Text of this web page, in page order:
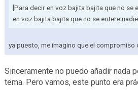
[Para decir en voz bajita bajita que no
en voz bajita bajita que no se entere nadie]
ya puesto, me imagino que el
Sinceramente no puedo añadir
tema. Pero vamos, este punto era